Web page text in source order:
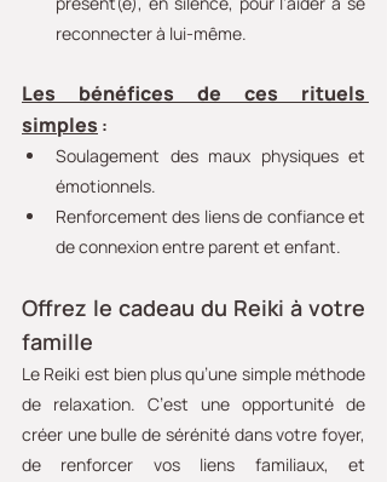
reconnecter à lui-même.
Les bénéfices de ces rituels
simples :
Soulagement des maux physiques et
émotionnels.
Renforcement des liens de confiance et
de connexion entre parent et enfant.
Offrez le cadeau du Reiki à votre
famille
Le Reiki est bien plus qu’une simple méthode
de relaxation. C’est une opportunité de
créer une bulle de sérénité dans votre foyer,
de renforcer vos liens familiaux, et